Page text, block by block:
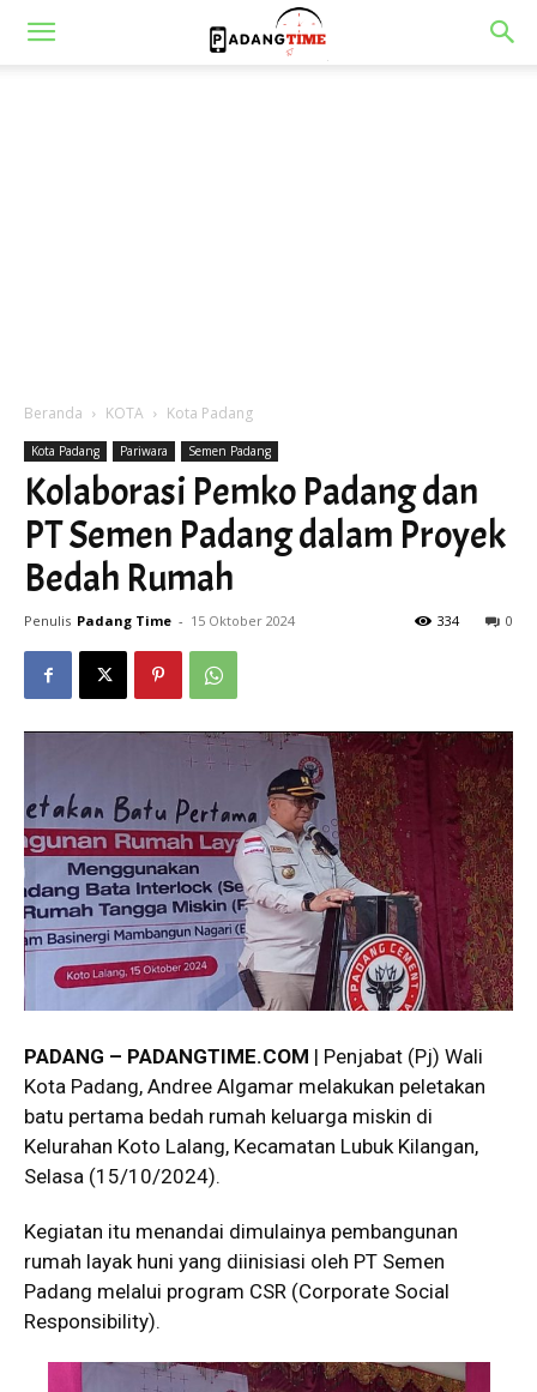
Beranda KOTA Kota Padang
Kota Padang Pariwara Semen Padang
Kolaborasi Pemko Padang dan
PT Semen Padang dalam Proyek
Bedah Rumah
Penulis Padang Time - 15 Oktober 2024 0
334
PADANG – PADANGTIME.COM | Penjabat (Pj) Wali
Kota Padang, Andree Algamar melakukan peletakan
batu pertama bedah rumah keluarga miskin di
Kelurahan Koto Lalang, Kecamatan Lubuk Kilangan,
Selasa (15/10/2024).
Kegiatan itu menandai dimulainya pembangunan
rumah layak huni yang diinisiasi oleh PT Semen
Padang melalui program CSR (Corporate Social
Responsibility).